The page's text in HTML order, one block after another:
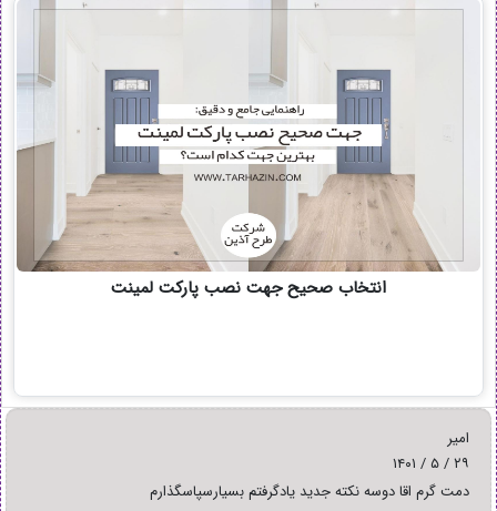
انتخاب صحیح جهت نصب پارکت لمینت
امیر
۲۹ / ۵ / ۱۴۰۱
دمت گرم اقا دوسه نکته جدید یادگرفتم بسیارسپاسگذارم